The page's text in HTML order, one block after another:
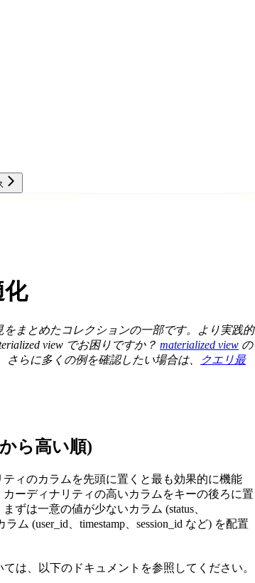
まとめたコレクションの一部です。より実践的
view でお困りですか？ materialized view の
さらに多くの例を確認したい場合は、
クエリ最
ら高い順)
ィのカラムを先頭に置くと最も効果的に機能
ーディナリティの高いカラムをキーの後ろに置
ずは一意の値が少ないカラム (status、
ム (user_id、timestamp、session_id など) を配置
は、以下のドキュメントを参照してください。